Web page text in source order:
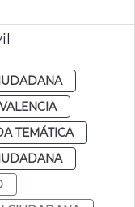
VALENCIA
TEMÁTICA